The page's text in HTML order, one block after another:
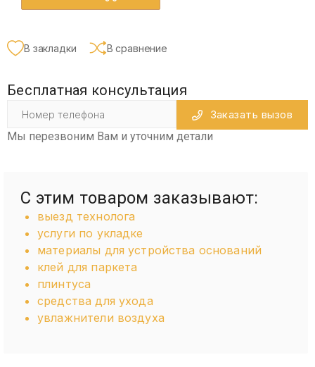
В закладки В сравнение
Бесплатная консультация
Заказать вызов
Мы перезвоним Вам и уточним детали
С этим товаром заказывают:
выезд технолога
услуги по укладке
материалы для устройства оснований
клей для паркета
плинтуса
средства для ухода
увлажнители воздуха